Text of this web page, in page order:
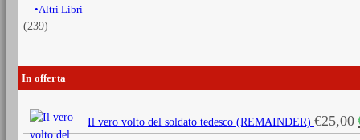
Altri Libri
(239)
In offerta
Il vero volto del soldato tedesco (REMAINDER) €25,00